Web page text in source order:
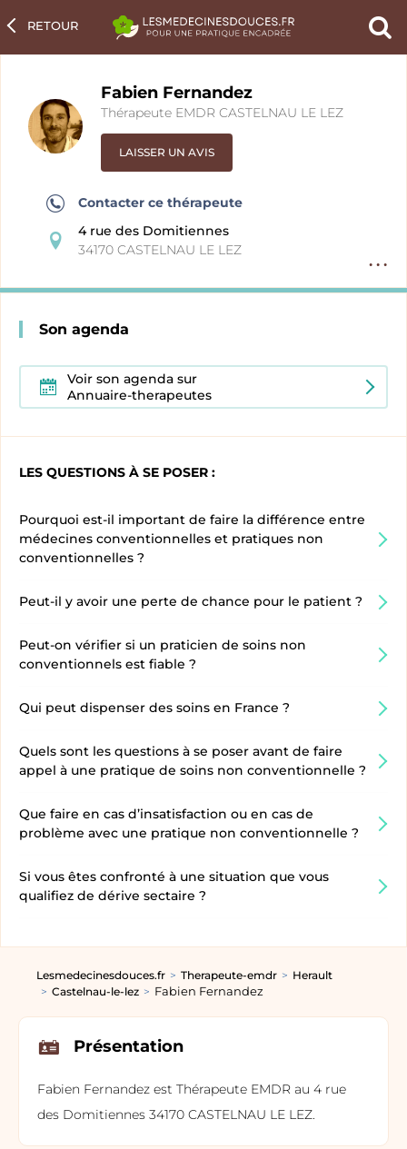
un
RETOUR
fiche
Fabien Fernandez
Thérapeute EMDR CASTELNAU LE LEZ
LAISSER UN AVIS
Contacter ce thérapeute
4 rue des Domitiennes
34170 CASTELNAU LE LEZ
Son agenda
Voir son agenda sur
Annuaire-therapeutes
LES QUESTIONS À SE POSER :
Pourquoi est-il important de faire la différence entre
médecines conventionnelles et pratiques non
conventionnelles ?
Peut-il y avoir une perte de chance pour le patient ?
Peut-on vérifier si un praticien de soins non
conventionnels est fiable ?
Qui peut dispenser des soins en France ?
Quels sont les questions à se poser avant de faire
appel à une pratique de soins non conventionnelle ?
Que faire en cas d’insatisfaction ou en cas de
problème avec une pratique non conventionnelle ?
Si vous êtes confronté à une situation que vous
qualifiez de dérive sectaire ?
Lesmedecinesdouces.fr Therapeute-emdr
Herault
Castelnau-le-lez
Fabien Fernandez
Présentation
Fabien Fernandez est Thérapeute EMDR au 4 rue
des Domitiennes 34170 CASTELNAU LE LEZ.